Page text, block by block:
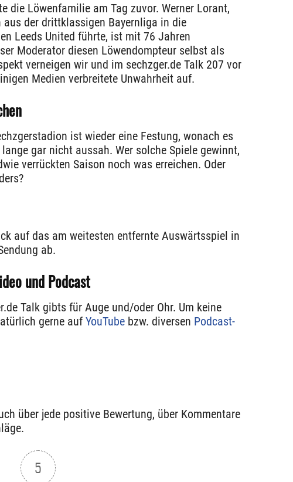
die Löwenfamilie am Tag zuvor. Werner Lorant,
der drittklassigen Bayernliga in die
Leeds United führte, ist mit 76 Jahren
Moderator diesen Löwendompteur selbst als
verneigen wir und im sechzger.de Talk 207 vor
Medien verbreitete Unwahrheit auf.
ist wieder eine Festung, wonach es
gar nicht aussah. Wer solche Spiele gewinnt,
verrückten Saison noch was erreichen. Oder
auf das am weitesten entfernte Auswärtsspiel in
ab.
und Podcast
Talk gibts für Auge und/oder Ohr. Um keine
gerne auf YouTube bzw. diversen Podcast-
über jede positive Bewertung, über Kommentare
5